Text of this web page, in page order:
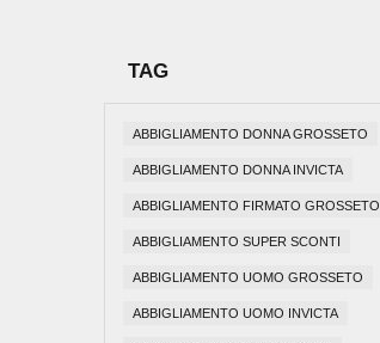
TAG
ABBIGLIAMENTO DONNA GROSSETO
ABBIGLIAMENTO DONNA INVICTA
ABBIGLIAMENTO FIRMATO GROSSETO
ABBIGLIAMENTO SUPER SCONTI
ABBIGLIAMENTO UOMO GROSSETO
ABBIGLIAMENTO UOMO INVICTA